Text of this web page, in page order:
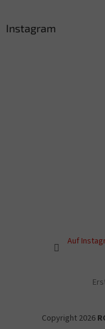
Instagram
Auf
Copyright 2026